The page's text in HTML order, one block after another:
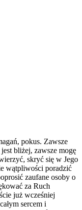
pokus. Zawsze
bliżej, zawsze mogę
skryć się w Jego
wątpliwości poradzić
zaufane osoby o
za Ruch
już wcześniej
sercem i